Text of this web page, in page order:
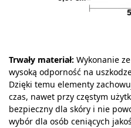
Trwały materiał: Wykonanie
wysoką odporność na
Dzięki temu elementy
czas, nawet przy częstym
bezpieczny dla skóry i nie
wybór dla osób ceniących